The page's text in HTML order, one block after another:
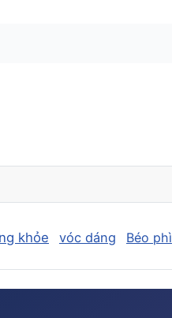
khỏe vóc dáng Béo phì